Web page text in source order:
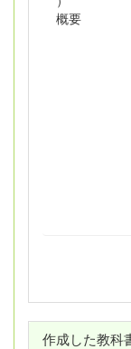
概要
作成した教科